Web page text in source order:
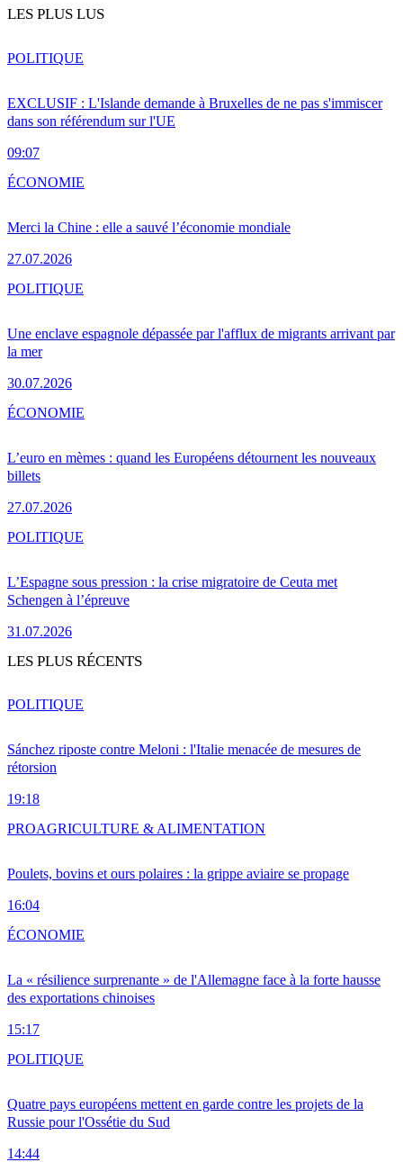
LES PLUS LUS
EXCLUSIF : L'Islande demande à Bruxelles de ne pas s'immiscer
dans son référendum sur l'UE
09:07
POLITIQUE
Merci la Chine : elle a sauvé l’économie mondiale
27.07.2026
ÉCONOMIE
Une enclave espagnole dépassée par l'afflux de migrants arrivant par
la mer
30.07.2026
POLITIQUE
L’euro en mèmes : quand les Européens détournent les nouveaux
billets
27.07.2026
ÉCONOMIE
L’Espagne sous pression : la crise migratoire de Ceuta met
Schengen à l’épreuve
31.07.2026
POLITIQUE
LES PLUS RÉCENTS
Sánchez riposte contre Meloni : l'Italie menacée de mesures de
rétorsion
19:18
POLITIQUE
Poulets, bovins et ours polaires : la grippe aviaire se propage
16:04
PROAGRICULTURE & ALIMENTATION
La « résilience surprenante » de l'Allemagne face à la forte hausse
des exportations chinoises
15:17
ÉCONOMIE
Quatre pays européens mettent en garde contre les projets de la
Russie pour l'Ossétie du Sud
14:44
POLITIQUE